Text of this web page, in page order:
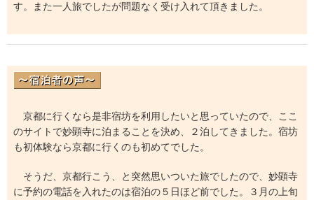
す。また一人旅でしたが問題なく受け入れて頂きました。
京都に行くなら是非宿坊を利用したいと思っていたので、ここ
のサイトで妙顕寺に泊まることを決め、２泊してきました。宿坊
も初体験なら京都に行くのも初めてでした。
そうだ、京都行こう、と突然思いついた旅でしたので、妙顕寺
に予約の電話を入れたのは宿泊の５日ほど前でした。３月の上旬